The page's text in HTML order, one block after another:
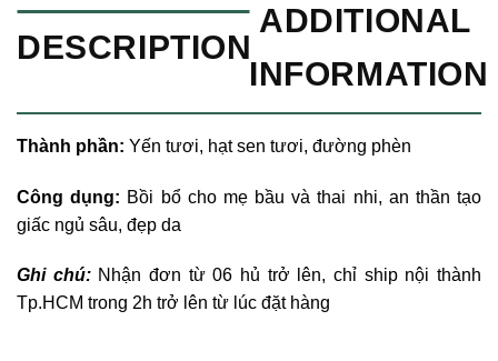
DESCRIPTION
ADDITIONAL
INFORMATION
Thành phần: Yến tươi, hạt sen tươi, đường phèn
Công dụng: Bồi bổ cho mẹ bầu và thai nhi, an thần tạo
giấc ngủ sâu, đẹp da
Ghi chú:Nhận đơn từ 06 hủ trở lên, chỉ ship nội thành
Tp.HCM trong 2h trở lên từ lúc đặt hàng